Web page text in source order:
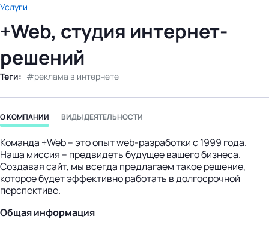
видео
события
Услуги
+Web, студия интернет-
решений
Теги: реклама в интернете
О КОМПАНИИ ВИДЫ ДЕЯТЕЛЬНОСТИ
Команда +Web – это опыт web-разработки с 1999 года.
Наша миссия – предвидеть будущее вашего бизнеса.
Создавая сайт, мы всегда предлагаем такое решение,
которое будет эффективно работать в долгосрочной
перспективе.
Общая информация